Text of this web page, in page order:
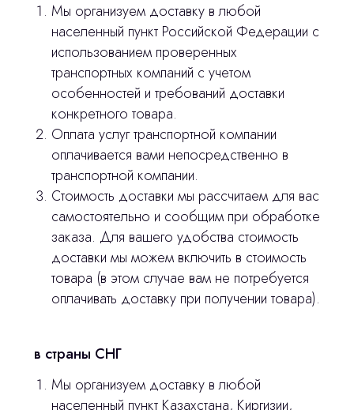
Мы организуем доставку в любой
населенный пункт Российской Федерации с
использованием проверенных
транспортных компаний с учетом
особенностей и требований доставки
конкретного товара.
Оплата услуг транспортной компании
оплачивается вами непосредственно в
транспортной компании.
Стоимость доставки мы рассчитаем для вас
самостоятельно и сообщим при обработке
заказа. Для вашего удобства стоимость
доставки мы можем включить в стоимость
товара (в этом случае вам не потребуется
оплачивать доставку при получении товара).
в страны СНГ
Мы организуем доставку в любой
населенный пункт Казахстана, Киргизии,
Остались вопросы
оставьте контакты, мы свяжемся и
ответим на все вопросы
© 2024 ЛС Дентал Групп
Продукция
3D печать
Изготовление хирургических шаблонов
Оплата и доставка
Политика конфиденциальности
Контакты